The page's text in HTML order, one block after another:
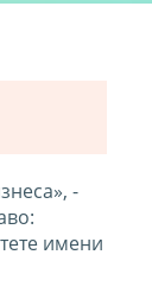
-
имени